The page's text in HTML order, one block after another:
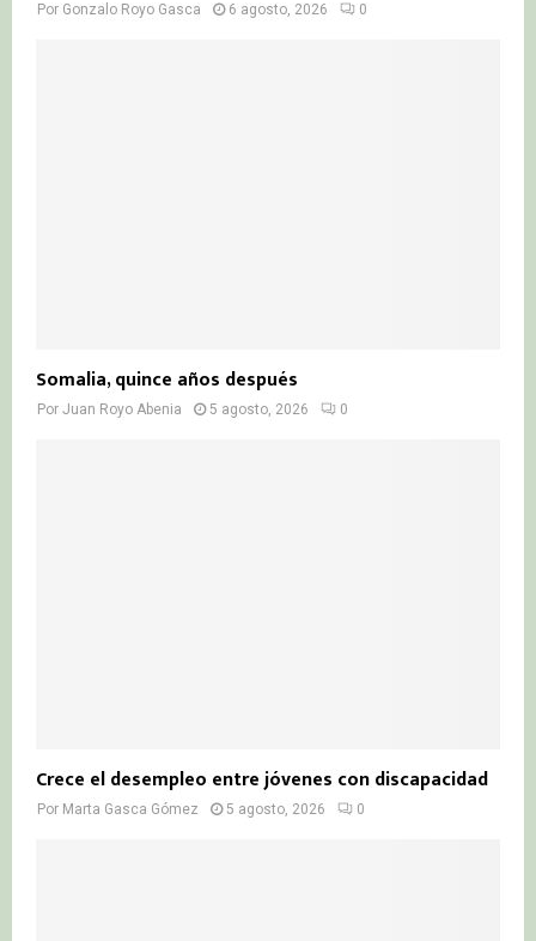
Por Gonzalo Royo Gasca 6 agosto, 2026 0
Somalia, quince años después
Por Juan Royo Abenia 5 agosto, 2026 0
Crece el desempleo entre jóvenes con discapacidad
Por Marta Gasca Gómez 5 agosto, 2026 0